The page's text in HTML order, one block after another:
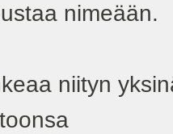
nimeään.
niityn